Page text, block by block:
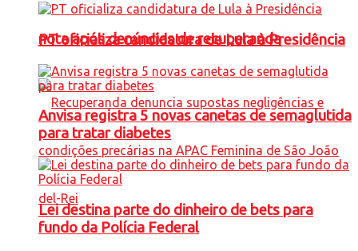
nota após denúncias de recuperanda
PT oficializa candidatura de Lula à Presidência
Anvisa registra 5 novas canetas de semaglutida
para tratar diabetes
Lei destina parte do dinheiro de bets para
fundo da Polícia Federal